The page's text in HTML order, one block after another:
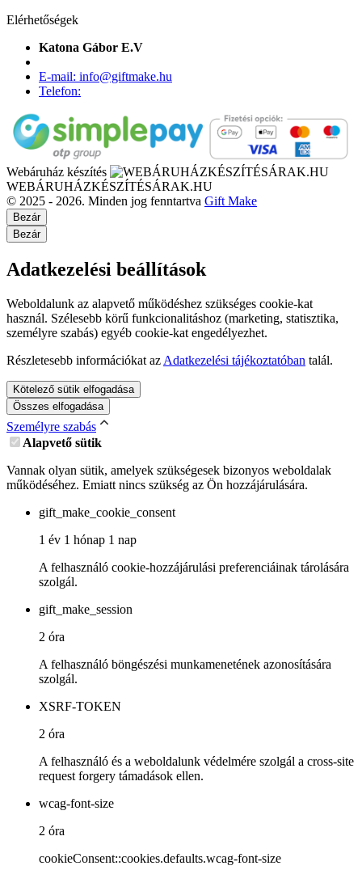
Elérhetőségek
Katona Gábor E.V
E-mail: info@giftmake.hu
Telefon:
Webáruház készítés
WEBÁRUHÁZKÉSZÍTÉSÁRAK.HU
© 2025 - 2026. Minden jog fenntartva Gift Make
Bezár
Bezár
Adatkezelési beállítások
Weboldalunk az alapvető működéshez szükséges cookie-kat
használ. Szélesebb körű funkcionalitáshoz (marketing, statisztika,
személyre szabás) egyéb cookie-kat engedélyezhet.
Részletesebb információkat az Adatkezelési tájékoztatóban talál.
Kötelező sütik elfogadása
Összes elfogadása
Személyre szabás
Alapvető sütik
Vannak olyan sütik, amelyek szükségesek bizonyos weboldalak
működéséhez. Emiatt nincs szükség az Ön hozzájárulására.
gift_make_cookie_consent
1 év 1 hónap 1 nap
A felhasználó cookie-hozzájárulási preferenciáinak tárolására
szolgál.
gift_make_session
2 óra
A felhasználó böngészési munkamenetének azonosítására
szolgál.
XSRF-TOKEN
2 óra
A felhasználó és a weboldalunk védelmére szolgál a cross-site
request forgery támadások ellen.
wcag-font-size
2 óra
cookieConsent::cookies.defaults.wcag-font-size